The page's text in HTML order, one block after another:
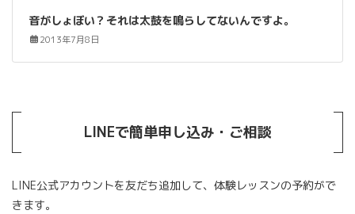
音がしょぼい？それは太鼓を鳴らしてないんですよ。
2013年7月8日
LINEで簡単申し込み・ご相談
LINE公式アカウントを友だち追加して、体験レッスンの予約がで
きます。